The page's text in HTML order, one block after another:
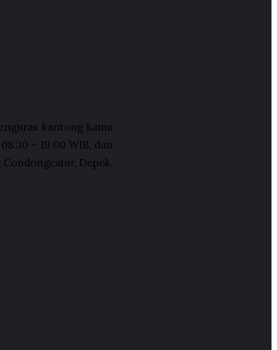
kantong kamu
– 19.00 WIB, dan
Depok,